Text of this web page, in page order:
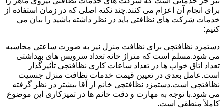
برای انجام آن اعزام می کنند.چند نکته اصلی که در زمان استفاده از
خدمات شرکت های نظافتی باید در نظر داشته باشید را بیان می
کنیم:
دستمزد نظافتچی برای نظافت منزل نیز به صورت ساعتی محاسبه
می شود.مسلم است که متراژ خانه تعداد سرویس های بهداشتی
تعداد اتاق خواب ها در تعداد ساعات کاری نظافتچی تأثیرگذار
است.عامل بعدی در تعیین قیمت خدمات نظافت منزل جنسیت
نظافتچی است.دستمزد نظافتچی خانم از آقا بیشتر در نظر گرفته
می شود.با توجه به مهارت و دقت خانم ها در تمیزکاری این موضوع
کاملاً منطقی است.